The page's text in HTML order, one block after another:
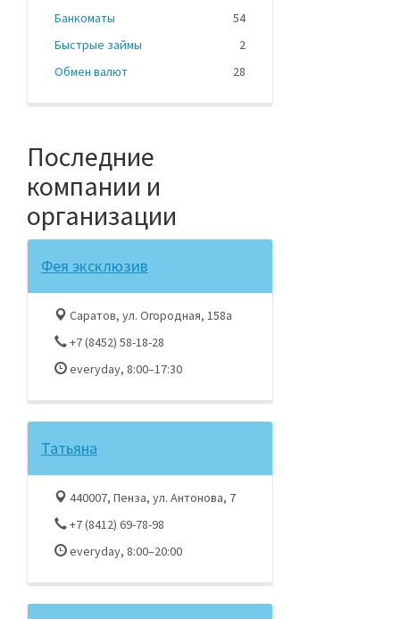
Банкоматы
54
Быстрые займы
2
Обмен валют
28
Последние
компании и
организации
Фея эксклюзив
Саратов, ул. Огородная, 158а
+7 (8452) 58-18-28
everyday, 8:00–17:30
Татьяна
440007, Пенза, ул. Антонова, 7
+7 (8412) 69-78-98
everyday, 8:00–20:00